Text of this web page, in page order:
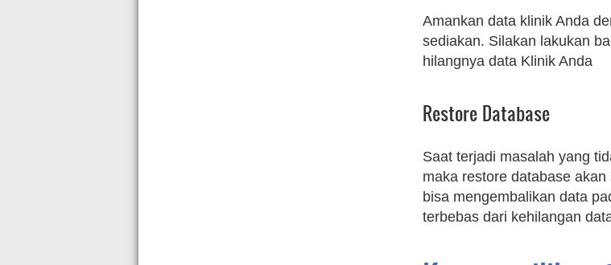
Amankan data klinik Anda
sediakan. Silakan lakukan
hilangnya data Klinik Anda
Restore Database
Saat terjadi masalah yang
maka restore database
bisa mengembalikan data
terbebas dari kehilangan